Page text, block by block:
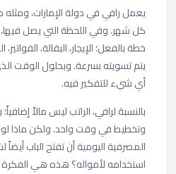
يعمل رافي في دولة الإمارات، ومثله
كل شهر. وفي اللحظة التي يصل فيها،
خطة بالفعل؛ الإيجار، البقالة،
يتم تسويته بسرعة. وبحلول الوقت
أي شيء للتفكير فيه.
بالنسبة لرافي، الراتب ليس مالاً
وتخطيط في وقت واحد. ولكن ماذا لو
المصرفية اليومية أن تفتح الباب
استخدامه لأمواله؟ هذه هي الفكرة